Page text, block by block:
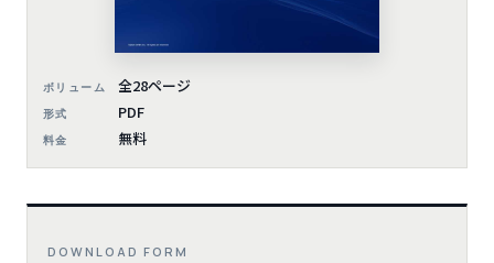
ボリューム 全28ページ
形式 PDF
料金 無料
DOWNLOAD FORM